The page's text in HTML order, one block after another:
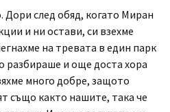
след обяд, когато Миран
и ни остави, си взехме
на тревата в един парк
разбираше и още доста хора
много добре, защото
също както нашите, така че